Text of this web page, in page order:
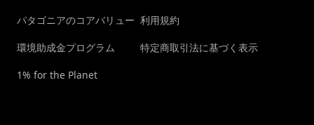
パタゴニアのコアバリュー
環境助成金プログラム
1% for the Planet
利用規約
特定商取引法に基づく表示